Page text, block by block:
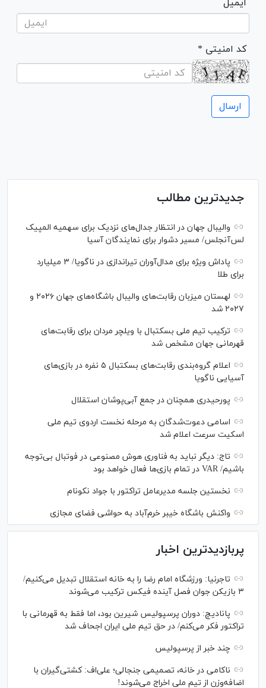
ایمیل
* کد امنیتی
جدیدترین مطالب
والیبال جهان در انتظار جدال‌های نزدیک برای سهمیه المپیک
لس‌آنجلس/ مسیر دشوار برای نمایندگان آسیا
پاداش ویژه برای مدال‌آوران تیراندازی در ناگویا/ ۳ میلیارد
برای طلا
لهستان میزبان رقابت‌های والیبال باشگاه‌های جهان ۲۰۲۶ و
۲۰۲۷ شد
ترکیب تیم ملی بسکتبال با ویلچر مردان برای رقابت‌های
قهرمانی جهان مشخص شد
اعلام گروه‌بندی رقابت‌های بسکتبال ۵ نفره در بازی‌های
آسیایی ناگویا
پورحیدری همچنان در جمع آبی‌پوشان استقلال
اسامی دعوت‌شدگان به مرحله نخست اردوی تیم ملی
اسکیت سرعت اعلام شد
تاج: دیگر نباید به فناوری هوش مصنوعی در فوتبال بی‌توجه
باشیم/ VAR در تمام بازی‌ها فعال خواهد بود
نخستین جلسه مدیرعامل تراکتور با جواد نکونام
واکنش باشگاه خیبر خرم‌آباد به حواشی فضای مجازی
پربازدیدترین اخبار
تاجرنیا: ورزشگاه امام رضا را به خانه استقلال تبدیل می‌کنیم/
۳ بازیکن جوان فصل آینده فیکس ترکیب می‌شوند
پانادیچ: دوران پرسپولیس شیرین بود، اما فقط به قهرمانی با
تراکتور فکر می‌کنم/ در حق تیم ملی ایران اجحاف شد
چند خبر از پرسپولیس
ناکامی در خانه، تصمیمی جنجالی؛ علی‌اف: کشتی‌گیران با
اضافه‌وزن از تیم ملی اخراج می‌شوند!